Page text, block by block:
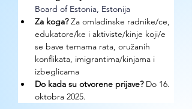
Board of Estonia, Estonija
Za koga? Za omladinske radnike/ce,
edukatore/ke i aktiviste/kinje koji/e
se bave temama rata, oružanih
konflikata, imigrantima/kinjama i
izbeglicama
Do kada su otvorene prijave? Do 16.
oktobra 2025.